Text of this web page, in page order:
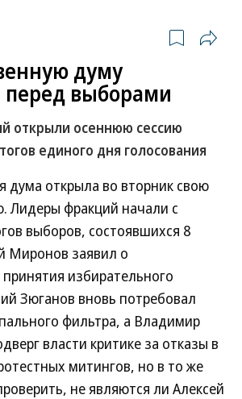
думу
перед выборами
открыли осеннюю сессию
единого дня голосования
дума открыла во вторник свою
Лидеры фракций начали с
выборов, состоявшихся 8
Миронов заявил о
избирательного
Зюганов вновь потребовал
фильтра, а Владимир
власти критике за отказы в
митингов, но в то же
не являются ли Алексей